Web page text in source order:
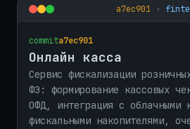
a7ec901 ·
commita7ec901
Онлайн касса
Сервис фискализации
ФЗ: формирование кассовых
ОФД, интеграция с облачными
фискальными накопителями,